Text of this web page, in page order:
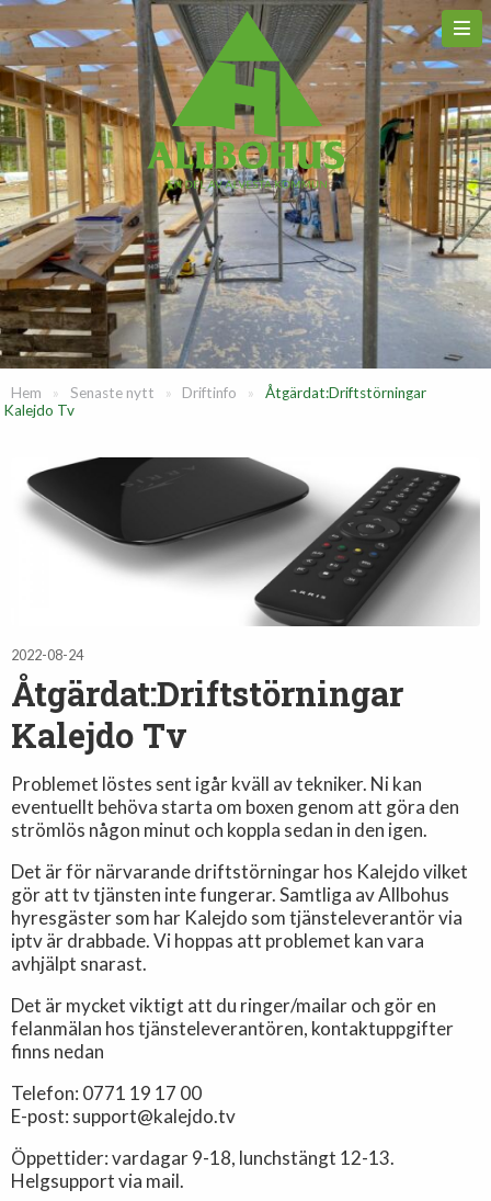
Hem » Senaste nytt » Driftinfo »
Åtgärdat:Driftstörningar
Kalejdo Tv
2022-08-24
Åtgärdat:Driftstörningar
Kalejdo Tv
Problemet löstes sent igår kväll av tekniker. Ni kan
eventuellt behöva starta om boxen genom att göra den
strömlös någon minut och koppla sedan in den igen.
Det är för närvarande driftstörningar hos Kalejdo vilket
gör att tv tjänsten inte fungerar. Samtliga av Allbohus
hyresgäster som har Kalejdo som tjänsteleverantör via
iptv är drabbade. Vi hoppas att problemet kan vara
avhjälpt snarast.
Det är mycket viktigt att du ringer/mailar och gör en
felanmälan hos tjänsteleverantören, kontaktuppgifter
finns nedan
Telefon: 0771 19 17 00
E-post: support@kalejdo.tv
Öppettider: vardagar 9-18, lunchstängt 12-13.
Helgsupport via mail.